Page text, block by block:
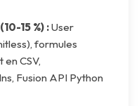
15 %) :User
formules
CSV,
Fusion API Python